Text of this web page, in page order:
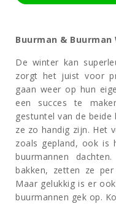
Buurman &
De winter kan
zorgt het juist voor
gaan weer op hun
een succes te
gestuntel van de
ze zo handig zijn. Het
zoals gepland, ook is
buurmannen
bakken, zetten ze
Maar gelukkig is er
buurmannen gek op.